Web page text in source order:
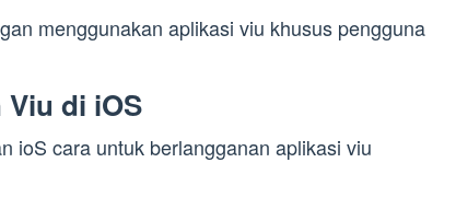
menggunakan aplikasi viu khusus pengguna
Viu di iOS
ioS cara untuk berlangganan aplikasi viu